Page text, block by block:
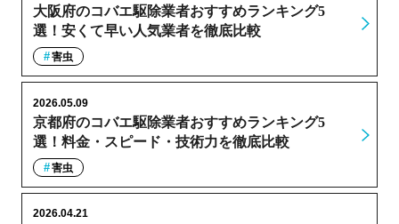
大阪府のコバエ駆除業者おすすめランキング5
選！安くて早い人気業者を徹底比較
害虫
京都府のコバエ駆除業者おすすめランキング5
選！料金・スピード・技術力を徹底比較
2026.05.09
害虫
2026.04.21